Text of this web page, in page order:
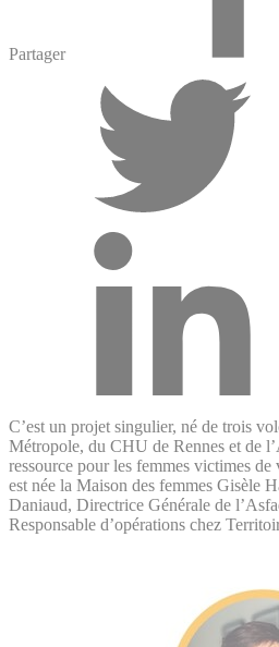
Partager
C’est un projet singulier, né de trois
Métropole, du CHU de Rennes et de
ressource pour les femmes victimes
est née la Maison des femmes Gisèle
Daniaud, Directrice Générale de
Responsable d’opérations chez